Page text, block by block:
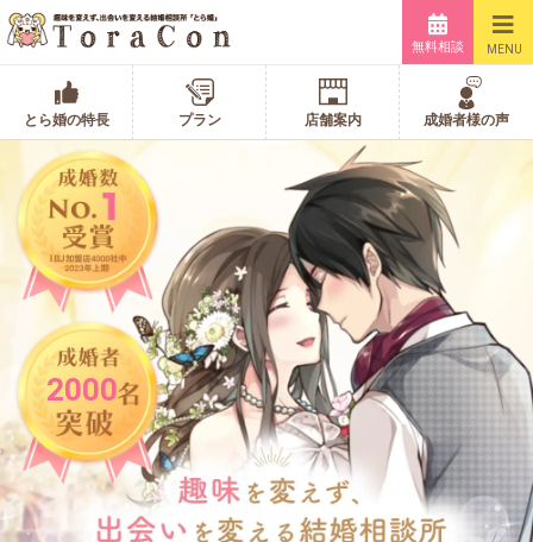
無料相談 MENU
とら婚の特長 プラン 店舗案内 成婚者様の声
2000